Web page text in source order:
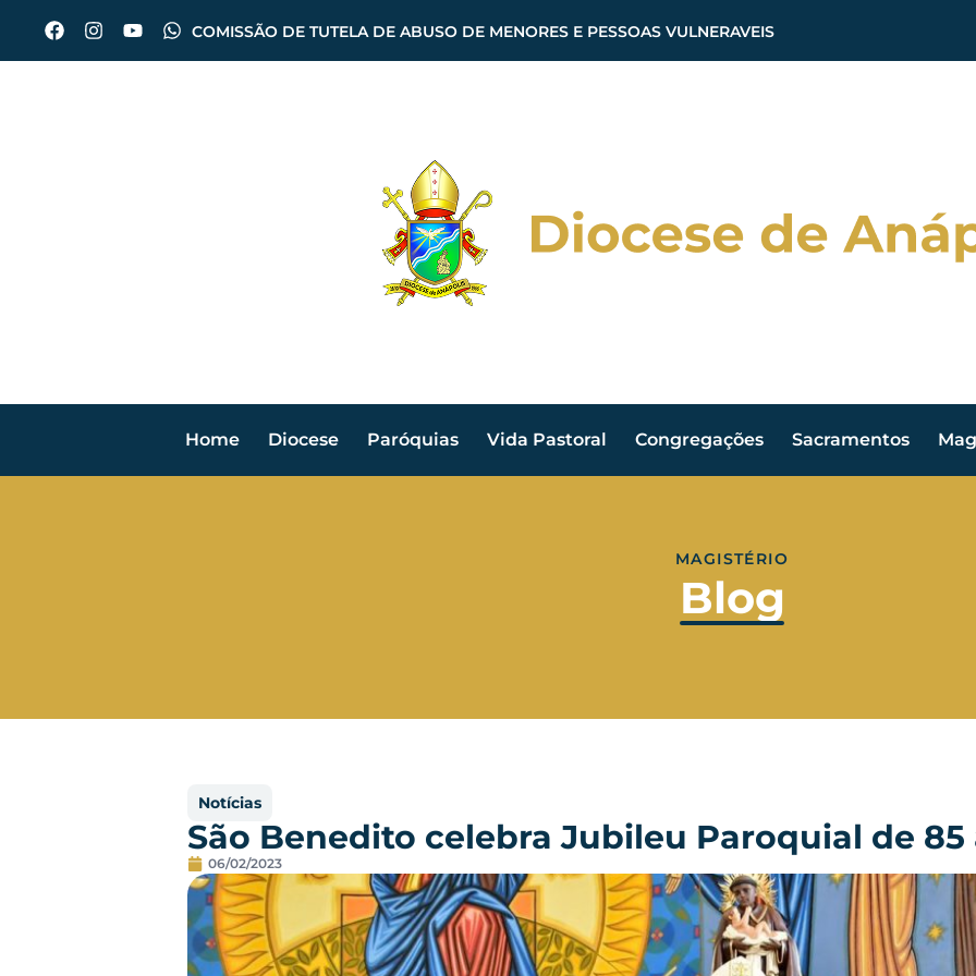
COMISSÃO DE TUTELA DE ABUSO DE MENORES E PESSOAS VULNERAVEIS
Home Diocese Paróquias Vida Pastoral Congregações Sacramentos
MAGISTÉRIO
Blog
Notícias
São Benedito celebra Jubileu Paroquial de 85
06/02/2023